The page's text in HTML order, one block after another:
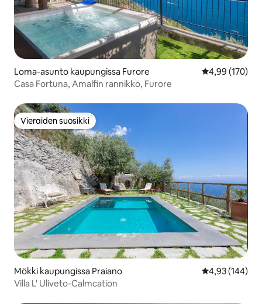
Loma-asunto kaupungissa Furore
4,99 (170)
Casa Fortuna, Amalfin rannikko, Furore
Vieraiden suosikki
Vieraiden suosikki
Mökki kaupungissa Praiano
4,93 (144)
Villa L' Uliveto-Calmcation